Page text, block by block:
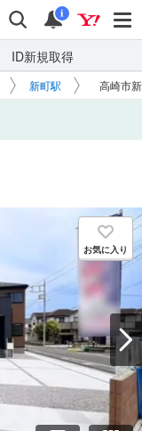
検索 通知
i
ID新規取得
新町駅 高崎市
お気に入り